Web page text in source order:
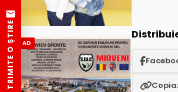
AD
TRIMITE O ȘTIRE